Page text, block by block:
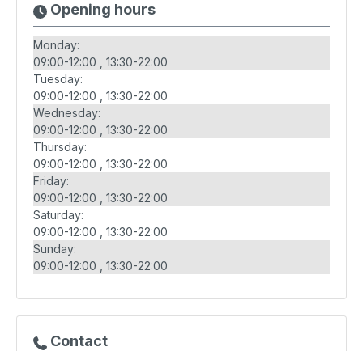
Opening hours
Monday:
09:00-12:00
13:30-22:00
Tuesday:
09:00-12:00
13:30-22:00
Wednesday:
09:00-12:00
13:30-22:00
Thursday:
09:00-12:00
13:30-22:00
Friday:
09:00-12:00
13:30-22:00
Saturday:
09:00-12:00
13:30-22:00
Sunday:
09:00-12:00
13:30-22:00
Contact